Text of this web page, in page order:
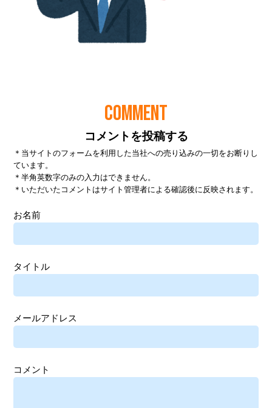
COMMENT
コメントを投稿する
＊当サイトのフォームを利用した当社への売り込みの一切をお断りし
ています。
＊半角英数字のみの入力はできません。
＊いただいたコメントはサイト管理者による確認後に反映されます。
お名前
タイトル
メールアドレス
コメント